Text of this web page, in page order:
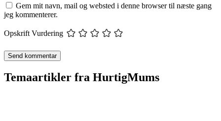
Gem mit navn, mail og websted i denne browser til næste gang
jeg kommenterer.
Opskrift Vurdering
Temaartikler fra HurtigMums